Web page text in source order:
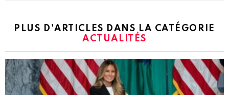
PLUS D'ARTICLES DANS LA CATÉGORIE
ACTUALITÉS